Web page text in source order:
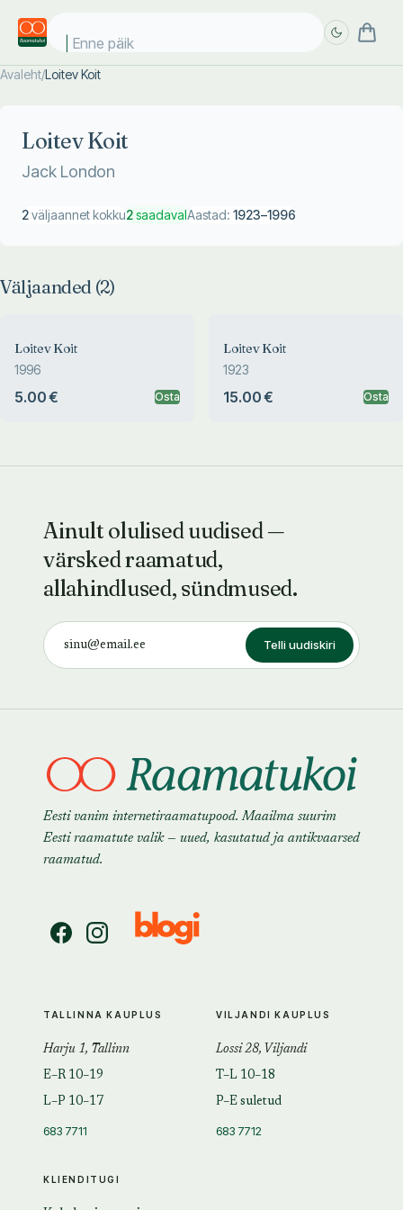
Enne päik
Avaleht/Loitev Koit
Loitev Koit
Jack London
2väljaannet kokku2saadavalAastad: 1923–1996
Väljaanded (2)
Loitev Koit
1996
5.00 € Osta
Loitev Koit
1923
15.00 € Osta
Ainult olulised uudised —
värsked raamatud,
allahindlused, sündmused.
Telli uudiskiri
Eesti vanim internetiraamatupood. Maailma suurim
Eesti raamatute valik — uued, kasutatud ja antikvaarsed
raamatud.
KLIENDITUGI
TALLINNA KAUPLUS
Harju 1, Tallinn
E–R 10–19
L–P 10–17
683 7711
VILJANDI KAUPLUS
Lossi 28, Viljandi
T–L 10–18
P–E suletud
683 7712